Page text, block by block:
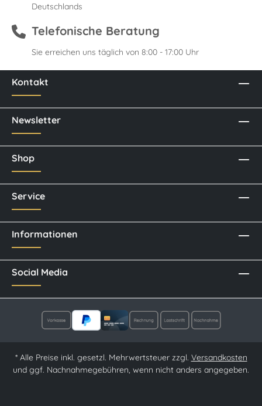
Deutschlands
Telefonische Beratung
Sie erreichen uns täglich von 8:00 - 17:00 Uhr
Kontakt
Newsletter
Social Media
Shop
Service
Informationen
* Alle Preise inkl. gesetzl. Mehrwertsteuer zzgl. Versandkosten
und ggf. Nachnahmegebühren, wenn nicht anders angegeben.